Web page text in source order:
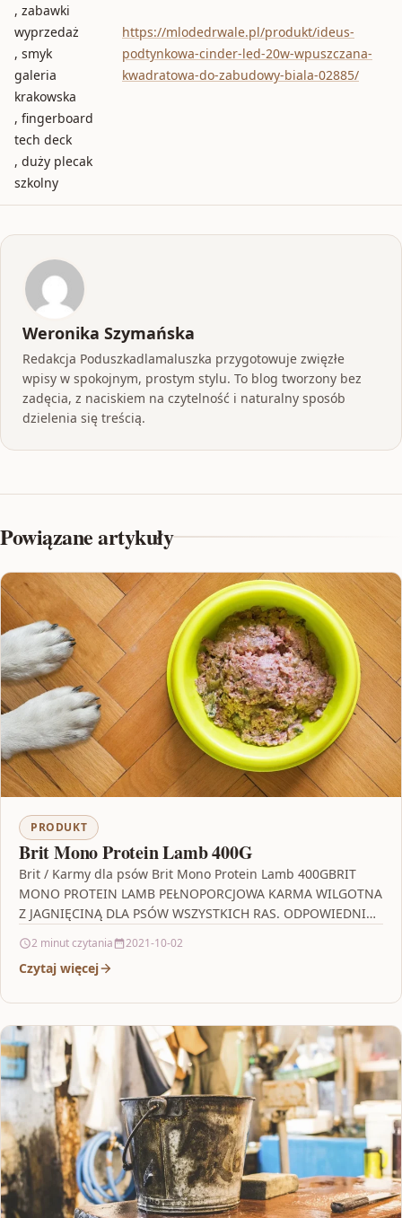
, zabawki
wyprzedaż
, smyk
galeria
krakowska
, fingerboard
tech deck
, duży plecak
szkolny
https://mlodedrwale.pl/produkt/ideus-
podtynkowa-cinder-led-20w-wpuszczana-
kwadratowa-do-zabudowy-biala-02885/
Weronika Szymańska
Redakcja Poduszkadlamaluszka przygotowuje zwięzłe
wpisy w spokojnym, prostym stylu. To blog tworzony bez
zadęcia, z naciskiem na czytelność i naturalny sposób
dzielenia się treścią.
Powiązane artykuły
PRODUKT
Brit Mono Protein Lamb 400G
Brit / Karmy dla psów Brit Mono Protein Lamb 400GBRIT
MONO PROTEIN LAMB PEŁNOPORCJOWA KARMA WILGOTNA
Z JAGNIĘCINĄ DLA PSÓW WSZYSTKICH RAS. ODPOWIEDNIA
2 minut czytania 2021-10-02
Czytaj więcej